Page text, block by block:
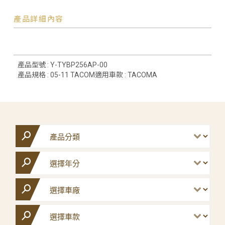
產品詳細內容
產品型號 : Y-TYBP256AP-00
產品規格 : 05-11 TACOM適用車款 : TACOMA